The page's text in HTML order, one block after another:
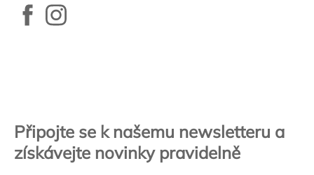
Připojte se k našemu newsletteru a
získávejte novinky pravidelně